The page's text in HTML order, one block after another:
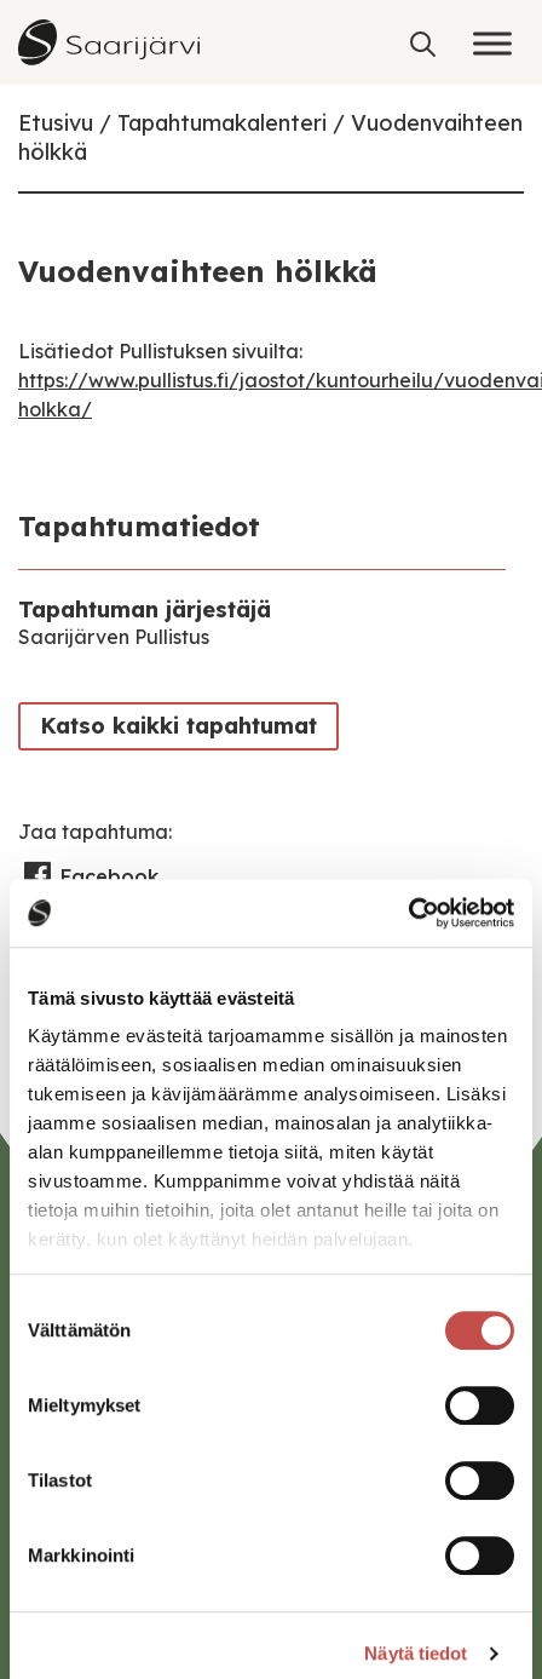
Tämä sivusto käyttää evästeitä
Käytämme evästeitä tarjoamamme sisällön ja mainosten
räätälöimiseen, sosiaalisen median ominaisuuksien
tukemiseen ja kävijämäärämme analysoimiseen. Lisäksi
jaamme sosiaalisen median, mainosalan ja analytiikka-
alan kumppaneillemme tietoja siitä, miten käytät
sivustoamme. Kumppanimme voivat yhdistää näitä
tietoja muihin tietoihin, joita olet antanut heille tai joita on
kerätty, kun olet käyttänyt heidän palvelujaan.
valinta
Välttämätön
Mieltymykset
Tilastot
Markkinointi
Näytä tiedot
Skip to content
Etusivu Tapahtumakalenteri
Vuodenvaihteen
hölkkä
Vuodenvaihteen hölkkä
Lisätiedot Pullistuksen sivuilta:
https://www.pullistus.fi/jaostot/kuntourheilu/
holkka/
Tapahtumatiedot
Tapahtuman järjestäjä
Saarijärven Pullistus
Katso kaikki tapahtumat
Jaa tapahtuma:
Facebook
Saarijärven kaupunki
Sivulantie 11, PL 13
Karttapalvelu